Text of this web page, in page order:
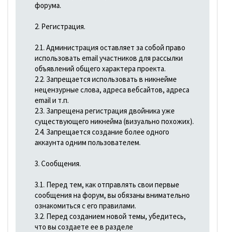
форума.
2. Регистрация.
2.1. Администрация оставляет за собой право
использовать email участников для рассылки
объявлений общего характера проекта.
2.2. Запрещается использовать в никнейме
нецензурные слова, адреса вебсайтов, адреса
email и т.п.
2.3. Запрещена регистрация двойника уже
существующего никнейма (визуально похожих).
2.4. Запрещается создание более одного
аккаунта одним пользователем.
3. Сообщения.
3.1. Перед тем, как отправлять свои первые
сообщения на форум, вы обязаны внимательно
ознакомиться с его правилами.
3.2. Перед созданием новой темы, убедитесь,
что вы создаете ее в разделе